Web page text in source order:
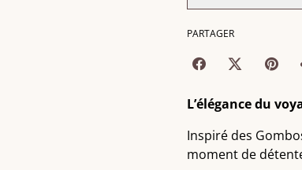
PARTAGER
L’élégance du
Inspiré des
moment de